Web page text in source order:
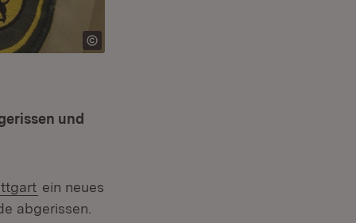
und
(Öffnet in neuem Fenster)
ein neues
abgerissen.